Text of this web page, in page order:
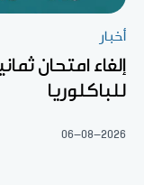
أخبار
إلغاء امتحان
للباكلوريا
06-08-2026